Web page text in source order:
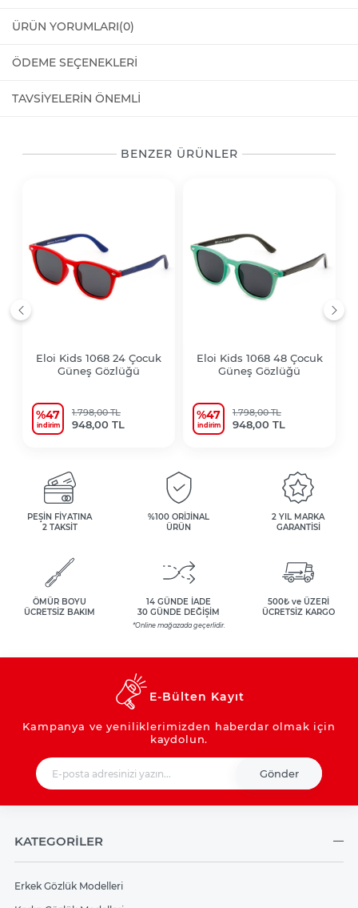
ÜRÜN YORUMLARI(0)
ÖDEME SEÇENEKLERI
TAVSIYELERIN ÖNEMLI
BENZER ÜRÜNLER
Eloi Kids 1068 24 Çocuk
Güneş Gözlüğü
%47
i̇ndirim 948,00 TL
1.798,00 TL
Eloi Kids 1068 48 Çocuk
Güneş Gözlüğü
%47
i̇ndirim 948,00 TL
1.798,00 TL
PEŞİN FİYATINA
2 TAKSİT
%100 ORİJİNAL
ÜRÜN
2 YIL MARKA
GARANTİSİ
ÖMÜR BOYU
ÜCRETSİZ BAKIM
14 GÜNDE İADE
30 GÜNDE DEĞİŞİM
*Online mağazada geçerlidir.
500₺ ve ÜZERİ
ÜCRETSİZ KARGO
E-Bülten Kayıt
Kampanya ve yeniliklerimizden haberdar olmak için
kaydolun.
Gönder
KATEGORİLER
Erkek Gözlük Modelleri